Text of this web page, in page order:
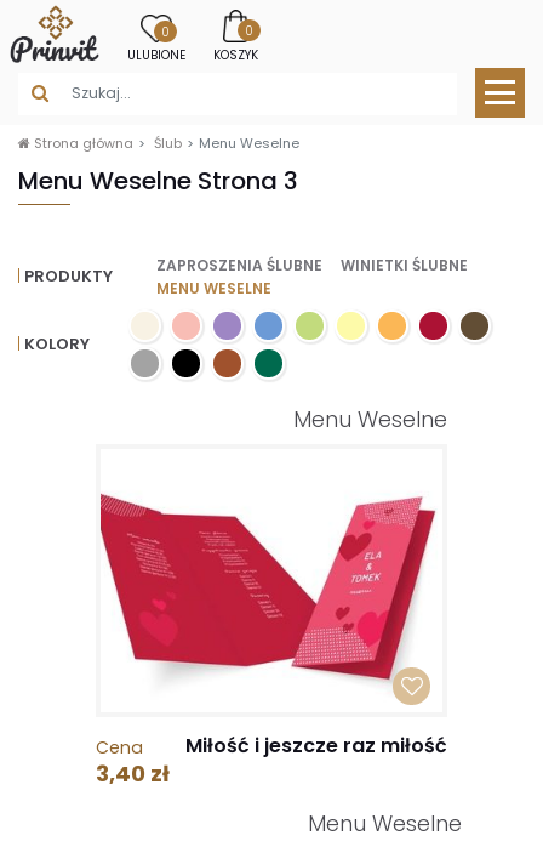
0
ULUBIONE
0
KOSZYK
Strona główna Ślub Menu Weselne
Menu Weselne Strona 3
PRODUKTY ZAPROSZENIA ŚLUBNE
WINIETKI ŚLUBNE
MENU WESELNE
KOLORY
Menu Weselne
Cena
3,40 zł
Miłość i jeszcze raz miłość
Menu Weselne